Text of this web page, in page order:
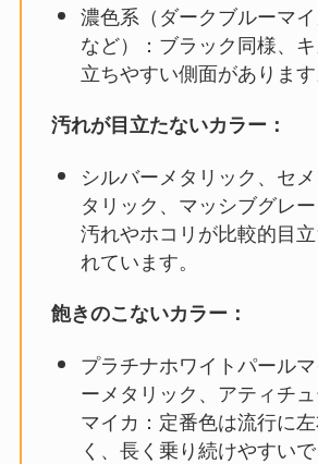
濃色系（ダークブルーマ
など）：ブラック同様、
立ちやすい側面があります
汚れが目立たないカラー：
シルバーメタリック、セ
タリック、マッシブグレ
汚れやホコリが比較的目
れています。
飽きのこないカラー：
プラチナホワイトパール
ーメタリック、アティチ
マイカ：定番色は流行に
く、長く乗り続けやすいで